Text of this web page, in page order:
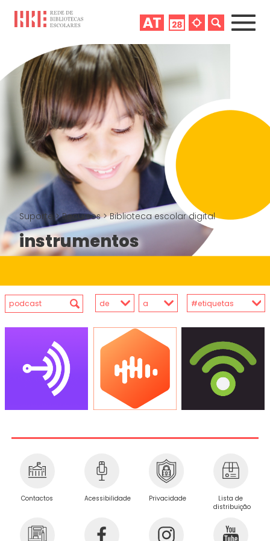
Suporte>Recursos>Biblioteca escolar digital
instrumentos
Contactos Acessibilidade Privacidade
Lista de
distribuição